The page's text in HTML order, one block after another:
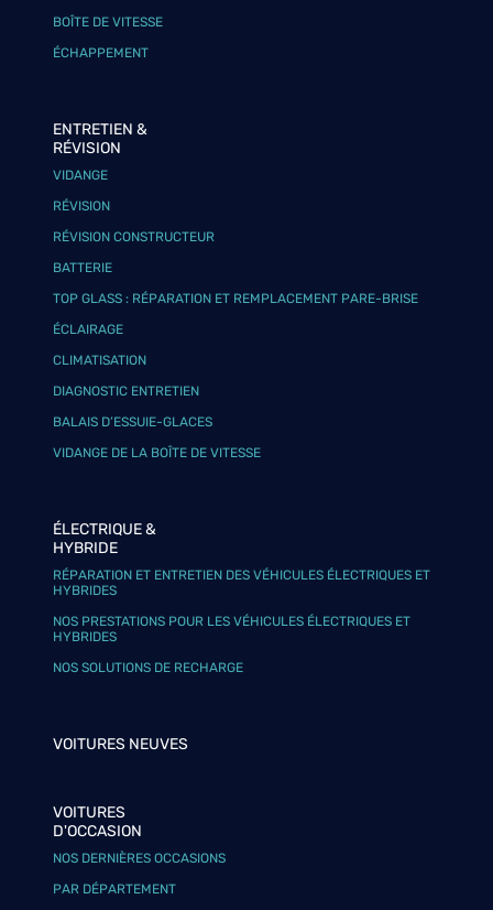
BOÎTE DE VITESSE
ÉCHAPPEMENT
ENTRETIEN &
RÉVISION
VIDANGE
RÉVISION
RÉVISION CONSTRUCTEUR
BATTERIE
TOP GLASS : RÉPARATION ET REMPLACEMENT PARE-BRISE
ÉCLAIRAGE
CLIMATISATION
DIAGNOSTIC ENTRETIEN
BALAIS D’ESSUIE-GLACES
VIDANGE DE LA BOÎTE DE VITESSE
ÉLECTRIQUE &
HYBRIDE
RÉPARATION ET ENTRETIEN DES VÉHICULES ÉLECTRIQUES ET
HYBRIDES
NOS PRESTATIONS POUR LES VÉHICULES ÉLECTRIQUES ET
HYBRIDES
NOS SOLUTIONS DE RECHARGE
VOITURES NEUVES
VOITURES
D'OCCASION
NOS DERNIÈRES OCCASIONS
PAR DÉPARTEMENT